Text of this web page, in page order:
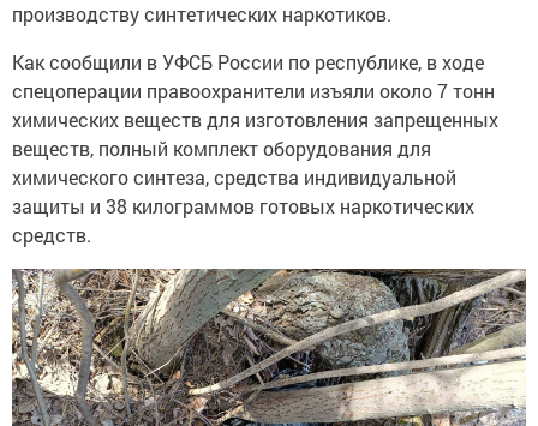
производству синтетических наркотиков.
Как сообщили в УФСБ России по республике, в ходе
спецоперации правоохранители изъяли около 7 тонн
химических веществ для изготовления запрещенных
веществ, полный комплект оборудования для
химического синтеза, средства индивидуальной
защиты и 38 килограммов готовых наркотических
средств.